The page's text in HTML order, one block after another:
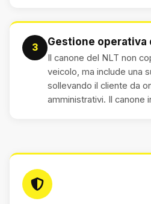
3 Gestione operativa
Il canone del NLT non
veicolo, ma include una
sollevando il cliente da
amministrativi. Il canone